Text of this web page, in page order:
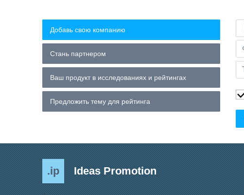
Добавь свою компанию
Стань партнером
Ваш продукт в исследованиях и рейтингах
Предложить тему для рейтинга
.ip Ideas Promotion